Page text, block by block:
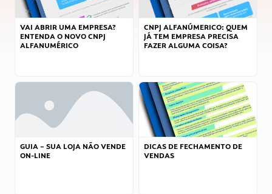
VAI ABRIR UMA EMPRESA?
ENTENDA O NOVO CNPJ
ALFANUMÉRICO
CNPJ ALFANÚMERICO: QUEM
JÁ TEM EMPRESA PRECISA
FAZER ALGUMA COISA?
GUIA – SUA LOJA NÃO VENDE
ON-LINE
DICAS DE FECHAMENTO DE
VENDAS